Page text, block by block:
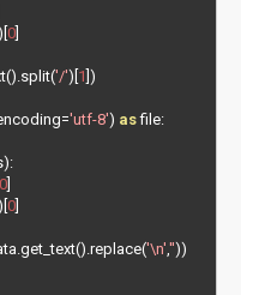
0]
(). split('/')[1])
='utf-8') as file:
):
]
0]
get_text(). replace('\n' ''))